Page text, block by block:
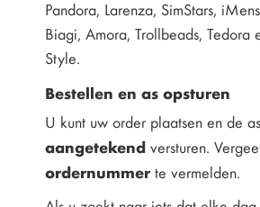
Pandora, Larenza, SimStars,
Biagi, Amora, Trollbeads, Tedora
Style.
Bestellen en as opsturen
U kunt uw order plaatsen en de as
aangetekend versturen.
ordernummer te vermelden.